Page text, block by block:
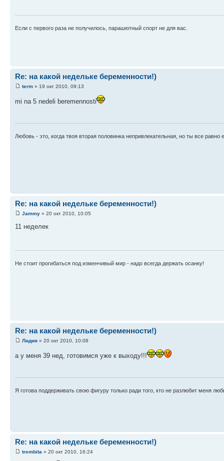
Если с первого раза не получилось, парашютный спорт не для вас.
Re: на какой недельке беременности!)
term » 19 окт 2010, 09:13
mi na 5 nedeli beremennosti
Любовь - это, когда твоя вторая половинка непривлекательная, но ты все
Re: на какой недельке беременности!)
Jammy » 20 окт 2010, 10:05
11 неделек
Не стоит прогибаться под изменчивый мир - надо всегда держать осанку!
Re: на какой недельке беременности!)
Лидия » 20 окт 2010, 10:08
а у меня 39 нед, готовимся уже к выходу!!!
Я готова поддерживать свою фигуру только ради того, кто не разлюбит меня
Re: на какой недельке беременности!)
trembita » 20 окт 2010, 16:24